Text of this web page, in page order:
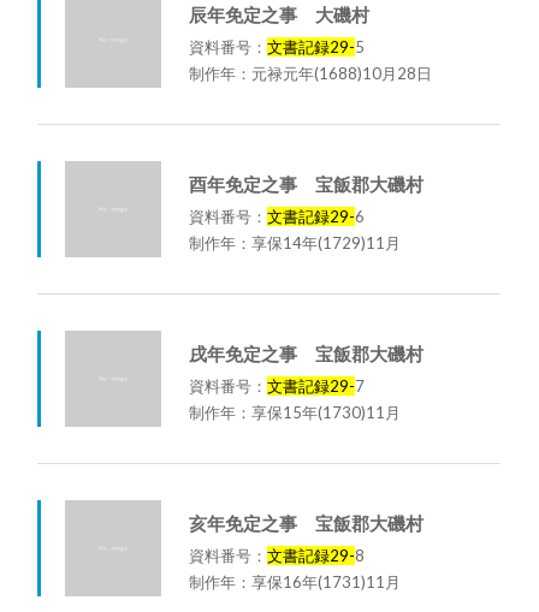
辰年免定之事 大磯村
資料番号：文書記録29-5
制作年：元禄元年(1688)10月28日
酉年免定之事 宝飯郡大磯村
資料番号：文書記録29-6
制作年：享保14年(1729)11月
戌年免定之事 宝飯郡大磯村
資料番号：文書記録29-7
制作年：享保15年(1730)11月
亥年免定之事 宝飯郡大磯村
資料番号：文書記録29-8
制作年：享保16年(1731)11月